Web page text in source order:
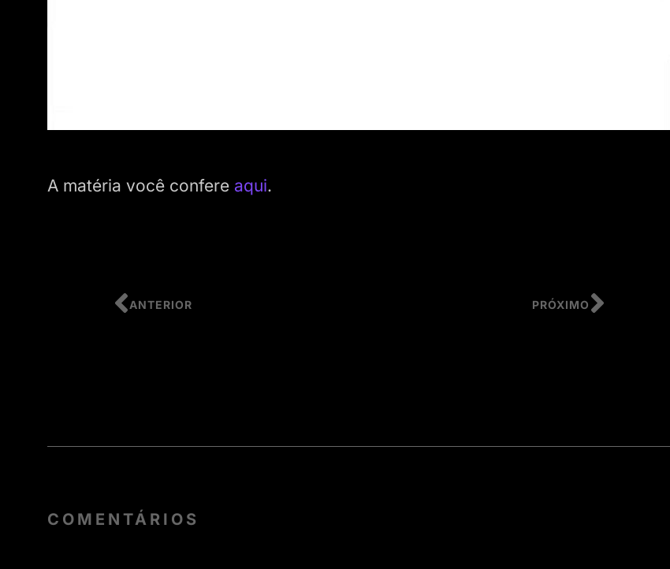
A matéria você confere aqui.
ANTERIOR PRÓXIMO
COMENTÁRIOS